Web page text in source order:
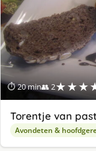
⏱ 20 min👥 2
Torentje van
Avondeten &